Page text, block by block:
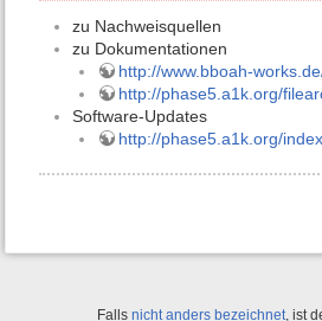
zu Nachweisquellen
zu Dokumentationen
http://www.bboah-
http://phase5.a1k.org/
Software-Updates
http://phase5.a1k.org/
Falls nicht anders bezeichnet, ist